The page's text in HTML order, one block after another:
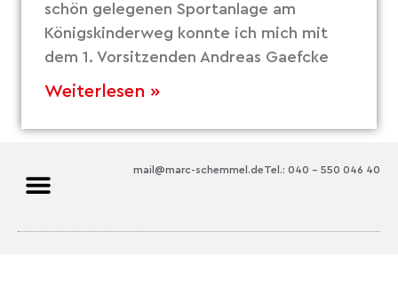
schön gelegenen Sportanlage am
Königskinderweg konnte ich mich mit
dem 1. Vorsitzenden Andreas Gaefcke
Weiterlesen »
Tel.: 040 – 550 046 40
mail@marc-schemmel.de